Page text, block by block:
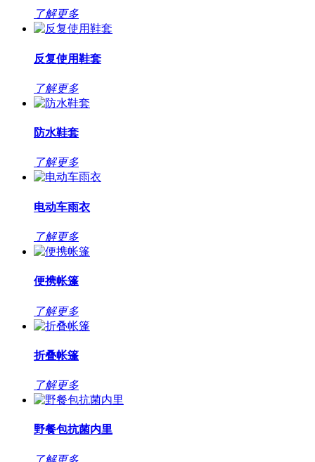
了解更多
反复使用鞋套
了解更多
防水鞋套
了解更多
电动车雨衣
了解更多
便携帐篷
了解更多
折叠帐篷
了解更多
野餐包抗菌内里
了解更多